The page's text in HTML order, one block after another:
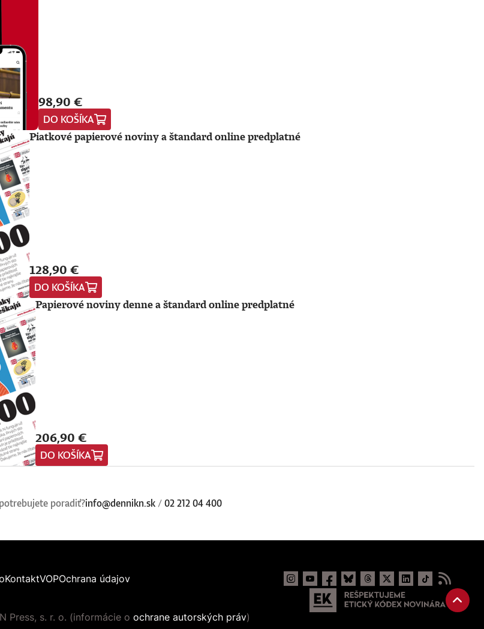
98,90 €
DO KOŠÍKA
Piatkové papierové noviny a štandard online predplatné
128,90 €
DO KOŠÍKA
Papierové noviny denne a štandard online predplatné
206,90 €
DO KOŠÍKA
poradiť?info@dennikn.sk/02 212 04 400
KontaktVOPOchrana údajov
Press, s. r. o. (informácie o ochrane autorských práv)